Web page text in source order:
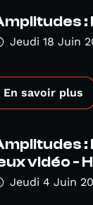
:
Jeudi 18 Juin
En savoir plus
:
vidéo -
Jeudi 4 Juin